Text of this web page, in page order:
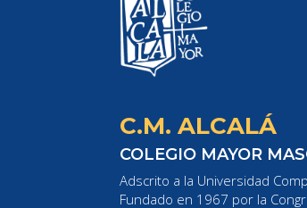
C.M. ALCALÁ
COLEGIO MAYOR
Adscrito a la Universidad
Fundado en 1967 por la